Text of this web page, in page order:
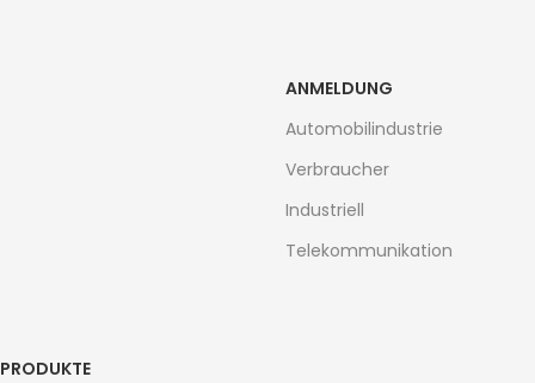
ANMELDUNG
Automobilindustrie
Verbraucher
Industriell
Telekommunikation
PRODUKTE